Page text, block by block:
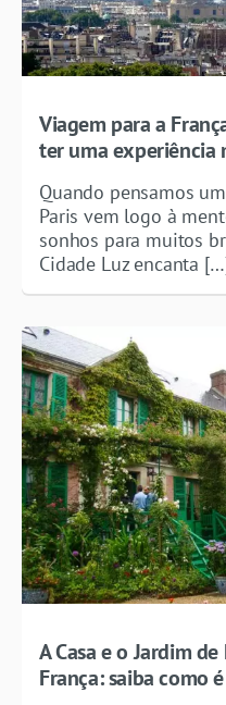
Viagem para a
ter uma experiência
Quando pensamos
Paris vem logo à
sonhos para muitos
Cidade Luz encanta
A Casa e o Jardim
França: saiba como